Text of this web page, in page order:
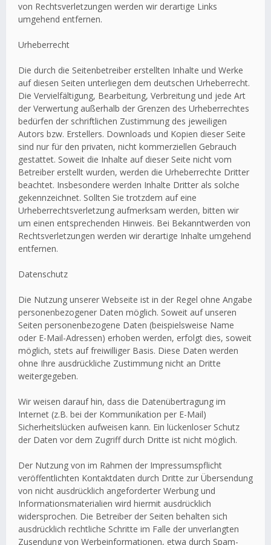
von Rechtsverletzungen werden wir derartige Links
umgehend entfernen.
Urheberrecht
Die durch die Seitenbetreiber erstellten Inhalte und Werke
auf diesen Seiten unterliegen dem deutschen Urheberrecht.
Die Vervielfältigung, Bearbeitung, Verbreitung und jede Art
der Verwertung außerhalb der Grenzen des Urheberrechtes
bedürfen der schriftlichen Zustimmung des jeweiligen
Autors bzw. Erstellers. Downloads und Kopien dieser Seite
sind nur für den privaten, nicht kommerziellen Gebrauch
gestattet. Soweit die Inhalte auf dieser Seite nicht vom
Betreiber erstellt wurden, werden die Urheberrechte Dritter
beachtet. Insbesondere werden Inhalte Dritter als solche
gekennzeichnet. Sollten Sie trotzdem auf eine
Urheberrechtsverletzung aufmerksam werden, bitten wir
um einen entsprechenden Hinweis. Bei Bekanntwerden von
Rechtsverletzungen werden wir derartige Inhalte umgehend
entfernen.
Datenschutz
Die Nutzung unserer Webseite ist in der Regel ohne Angabe
personenbezogener Daten möglich. Soweit auf unseren
Seiten personenbezogene Daten (beispielsweise Name
oder E-Mail-Adressen) erhoben werden, erfolgt dies, soweit
möglich, stets auf freiwilliger Basis. Diese Daten werden
ohne Ihre ausdrückliche Zustimmung nicht an Dritte
weitergegeben.
Wir weisen darauf hin, dass die Datenübertragung im
Internet (z.B. bei der Kommunikation per E-Mail)
Sicherheitslücken aufweisen kann. Ein lückenloser Schutz
der Daten vor dem Zugriff durch Dritte ist nicht möglich.
Der Nutzung von im Rahmen der Impressumspflicht
veröffentlichten Kontaktdaten durch Dritte zur Übersendung
von nicht ausdrücklich angeforderter Werbung und
Informationsmaterialien wird hiermit ausdrücklich
widersprochen. Die Betreiber der Seiten behalten sich
ausdrücklich rechtliche Schritte im Falle der unverlangten
Zusendung von Werbeinformationen, etwa durch Spam-